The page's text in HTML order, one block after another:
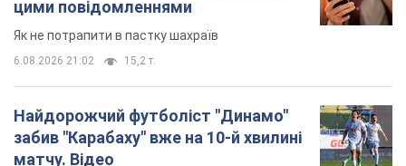
Поєдинок відбувається в Польщі
6.08.2026 20:48 6,5 т.